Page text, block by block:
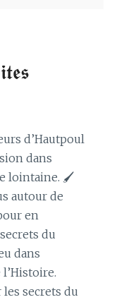
d’Hautpoul
dans
lointaine. 🖌️
autour de
en
du
dans
secrets du